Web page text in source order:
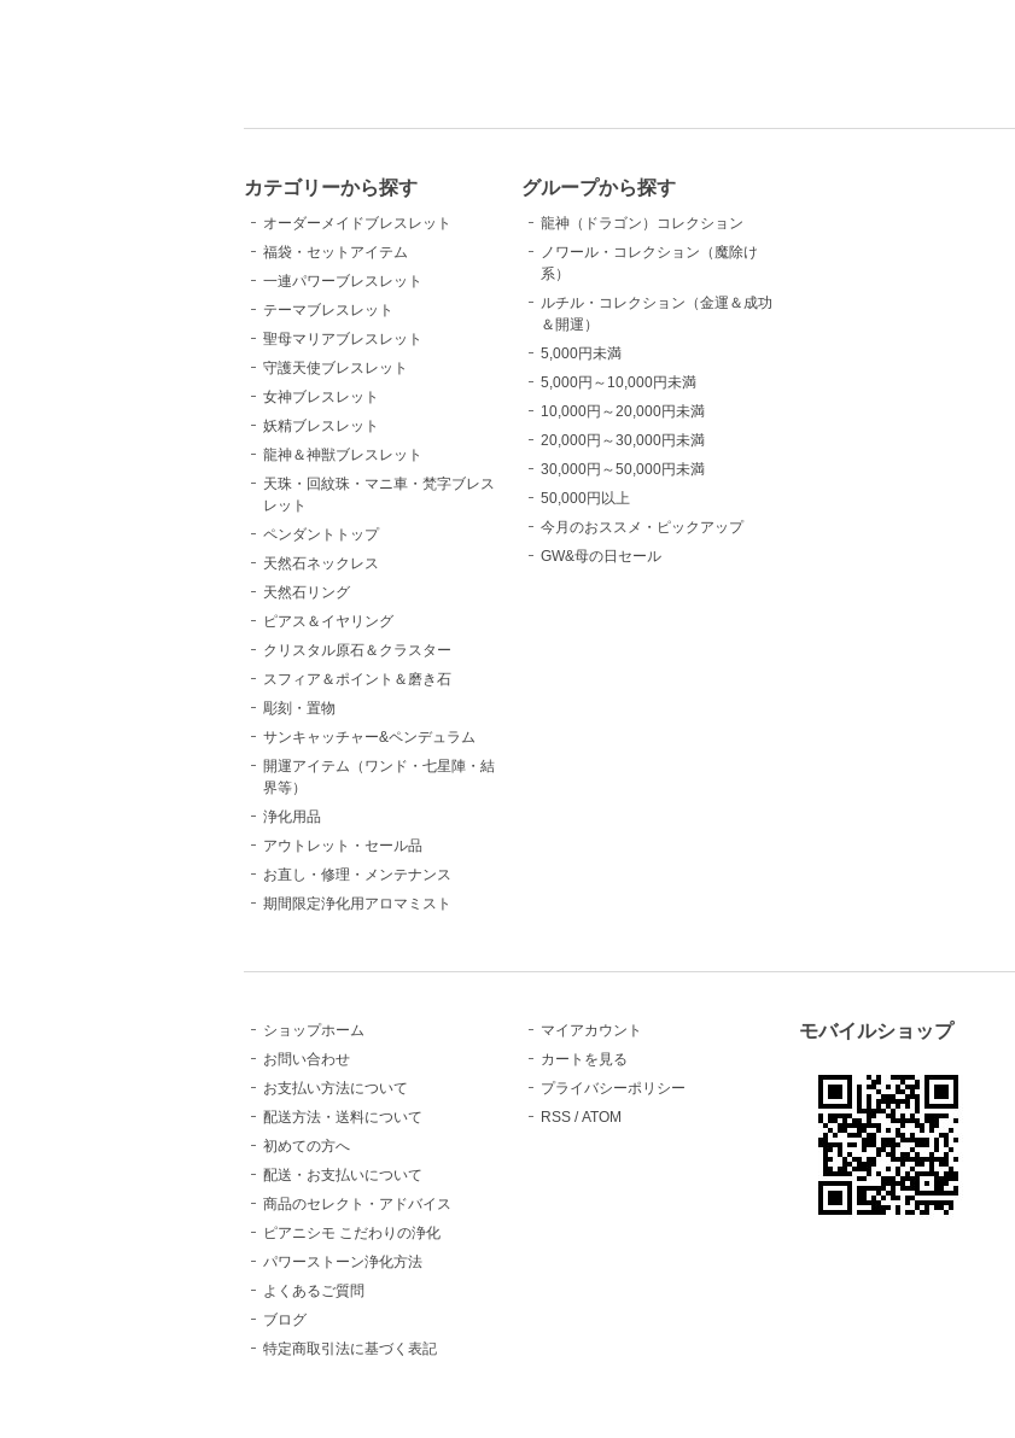
カテゴリーから探す
オーダーメイドブレスレット
福袋・セットアイテム
一連パワーブレスレット
テーマブレスレット
聖母マリアブレスレット
守護天使ブレスレット
女神ブレスレット
妖精ブレスレット
龍神＆神獣ブレスレット
天珠・回紋珠・マニ車・梵字ブレス
レット
ペンダントトップ
天然石ネックレス
天然石リング
ピアス＆イヤリング
クリスタル原石＆クラスター
スフィア＆ポイント＆磨き石
彫刻・置物
サンキャッチャー&ペンデュラム
開運アイテム（ワンド・七星陣・結
界等）
浄化用品
アウトレット・セール品
お直し・修理・メンテナンス
期間限定浄化用アロマミスト
グループから探す
龍神（ドラゴン）コレクション
ノワール・コレクション（魔除け
系）
ルチル・コレクション（金運＆成功
＆開運）
5,000円未満
5,000円～10,000円未満
10,000円～20,000円未満
20,000円～30,000円未満
30,000円～50,000円未満
50,000円以上
今月のおススメ・ピックアップ
GW&母の日セール
ショップホーム
お問い合わせ
お支払い方法について
配送方法・送料について
初めての方へ
配送・お支払いについて
商品のセレクト・アドバイス
ピアニシモ こだわりの浄化
パワーストーン浄化方法
よくあるご質問
ブログ
特定商取引法に基づく表記
マイアカウント
カートを見る
プライバシーポリシー
RSS /ATOM
モバイルショップ